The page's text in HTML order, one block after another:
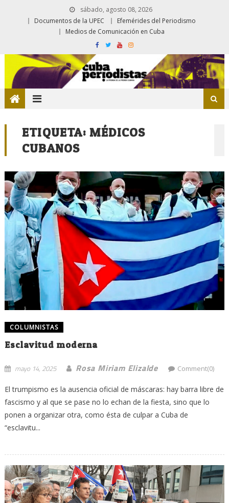
sábado, agosto 08, 2026
Documentos de la UPEC
Efemérides del Periodismo
Medios de Comunicación en Cuba
ETIQUETA: MÉDICOS
CUBANOS
COLUMNISTAS
Esclavitud moderna
mayo 14, 2025 Rosa Miriam Elizalde Comment(0)
El trumpismo es la ausencia oficial de máscaras: hay barra libre de
fascismo y al que se pase no lo echan de la fiesta, sino que lo
ponen a organizar otra, como ésta de culpar a Cuba de
“esclavitu...